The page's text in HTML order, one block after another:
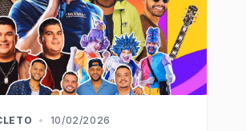
• 10/02/2026